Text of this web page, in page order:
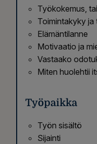
Työkokemus,
Toimintakyky
Elämäntilanne
Motivaatio ja
Vastaako
Miten huolehtii
Työpaikka
Työn sisältö
Sijainti